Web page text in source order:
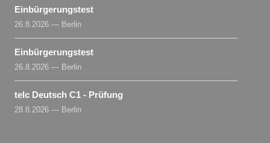
Einbürgerungstest
26.8.2026 — Berlin
Einbürgerungstest
26.8.2026 — Berlin
telc Deutsch C1 - Prüfung
28.8.2026 — Berlin